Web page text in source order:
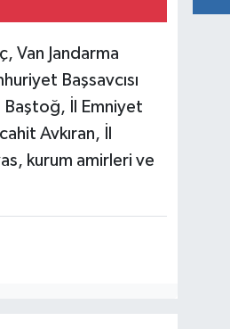
Van Jandarma
Başsavcısı
Baştoğ, İl Emniyet
Avkıran, İl
kurum amirleri ve